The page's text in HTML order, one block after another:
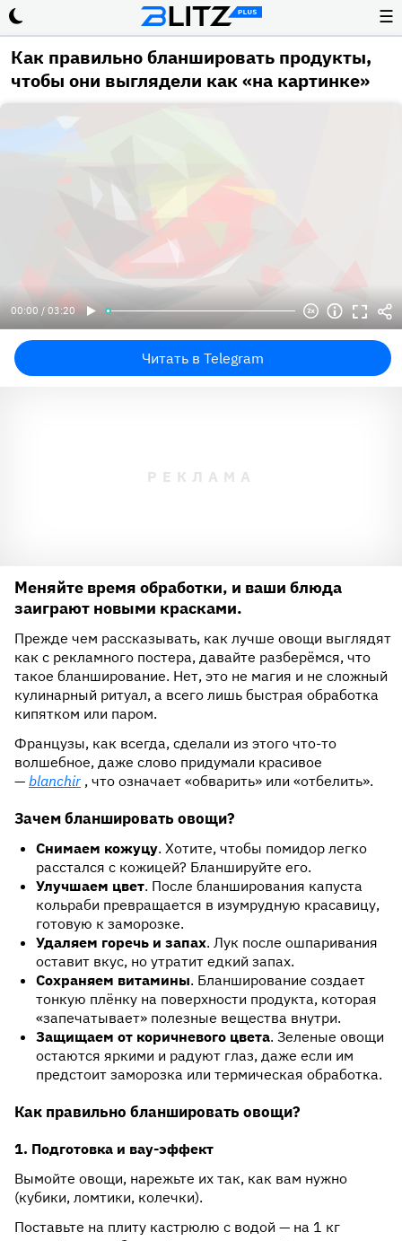
☰
Как правильно бланшировать продукты,
чтобы они выглядели как «на картинке»
00:00 / 03:20
Читать в Telegram
Меняйте время обработки, и ваши блюда
заиграют новыми красками.
Прежде чем рассказывать, как лучше овощи выглядят
как с рекламного постера, давайте разберёмся, что
такое бланширование. Нет, это не магия и не сложный
кулинарный ритуал, а всего лишь быстрая обработка
кипятком или паром.
Французы, как всегда, сделали из этого что-то
волшебное, даже слово придумали красивое
— blanchir , что означает «обварить» или «отбелить».
Зачем бланшировать овощи?
Снимаем кожуцу. Хотите, чтобы помидор легко
расстался с кожицей? Бланшируйте его.
Улучшаем цвет. После бланширования капуста
кольраби превращается в изумрудную красавицу,
готовую к заморозке.
Удаляем горечь и запах. Лук после ошпаривания
оставит вкус, но утратит едкий запах.
Сохраняем витамины. Бланширование создает
тонкую плёнку на поверхности продукта, которая
«запечатывает» полезные вещества внутри.
Защищаем от коричневого цвета. Зеленые овощи
остаются яркими и радуют глаз, даже если им
предстоит заморозка или термическая обработка.
Как правильно бланшировать овощи?
1. Подготовка и вау-эффект
Вымойте овощи, нарежьте их так, как вам нужно
(кубики, ломтики, колечки).
Поставьте на плиту кастрюлю с водой — на 1 кг